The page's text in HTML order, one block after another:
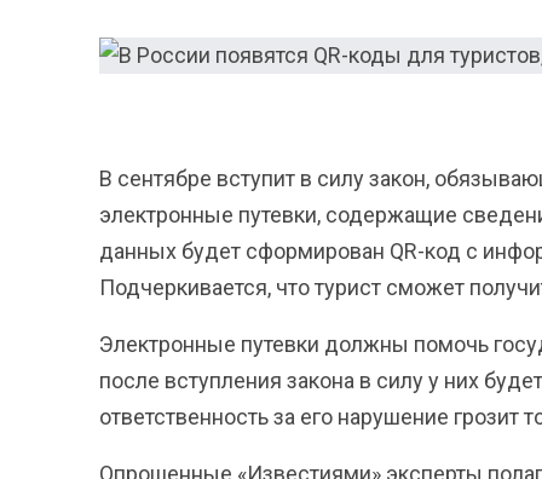
В сентябре вступит в силу закон,
электронные путевки, содержащие
данных будет сформирован QR-код с
Подчеркивается, что турист сможет
Электронные путевки должны помочь
после вступления закона в силу у них
ответственность за его нарушение грозит
Опрошенные «Известиями» эксперты